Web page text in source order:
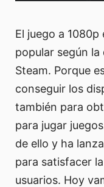
El juego a
popular según
Steam. Porque
conseguir los
también para
para jugar
de ello y ha
para satisfacer
usuarios. Hoy